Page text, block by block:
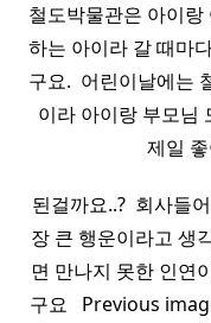
철도박물관은 아이
하는 아이라 갈 때마
구요. ​ 어린이날에는
이라 아이랑 부모님
제일
된걸까요..? ​ 회사들
장 큰 행운이라고 생
면 만나지 못한 인연
구요 ​ ​ Previous